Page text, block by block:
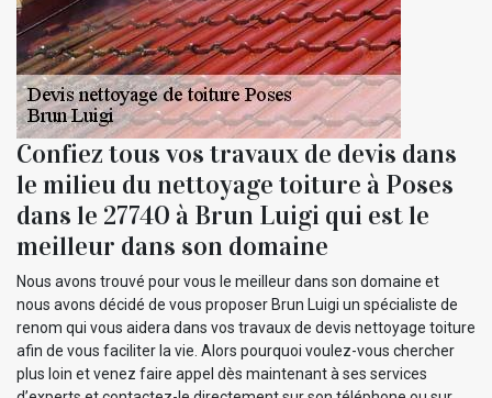
Confiez tous vos travaux de devis dans
le milieu du nettoyage toiture à Poses
dans le 27740 à Brun Luigi qui est le
meilleur dans son domaine
Nous avons trouvé pour vous le meilleur dans son domaine et
nous avons décidé de vous proposer Brun Luigi un spécialiste de
renom qui vous aidera dans vos travaux de devis nettoyage toiture
afin de vous faciliter la vie. Alors pourquoi voulez-vous chercher
plus loin et venez faire appel dès maintenant à ses services